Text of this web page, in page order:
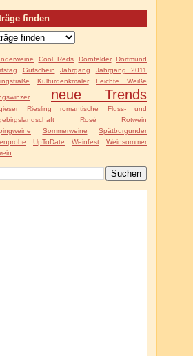
finden
Cool Reds Dornfelder Dortmund
Gutschein Jahrgang
Jahrgang 2011
Kulturdenkmäler Leichte Weiße
neue Trends
Riesling
romantische Fluss- und
Rosé
Rotwein
Sommerweine
Spätburgunder
UpToDate Weinfest
Weinsommer